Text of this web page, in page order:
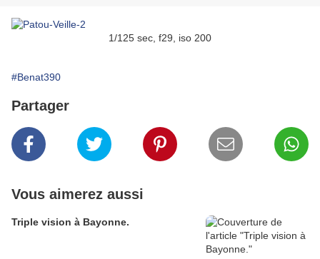
1/125 sec, f29, iso 200
#Benat390
Partager
Vous aimerez aussi
Triple vision à Bayonne.